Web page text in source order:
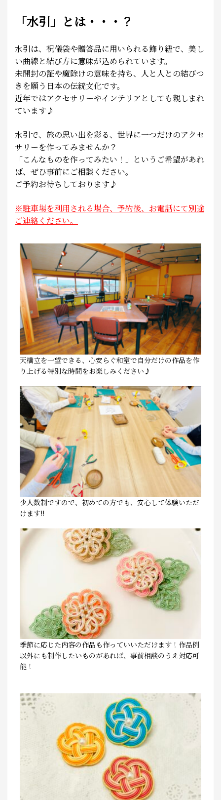
「水引」とは・・・？
水引は、祝儀袋や贈答品に用いられる飾り紐で、美し
い曲線と結び方に意味が込められています。
未開封の証や魔除けの意味を持ち、人と人との結びつ
きを願う日本の伝統文化です。
近年ではアクセサリーやインテリアとしても親しまれ
ています♪
水引で、旅の思い出を彩る、世界に一つだけのアクセ
サリーを作ってみませんか？
「こんなものを作ってみたい！」というご希望があれ
ば、ぜひ事前にご相談ください。
ご予約お待ちしております♪
※駐車場を利用される場合、予約後、お電話にて別途
ご連絡ください。
天橋立を一望できる、心安らぐ和室で自分だけの作品を作
り上げる特別な時間をお楽しみください♪
少人数制ですので、初めての方でも、安心して体験いただ
けます!!
季節に応じた内容の作品も作っていいただけます！作品例
以外にも制作したいものがあれば、事前相談のうえ対応可
能！